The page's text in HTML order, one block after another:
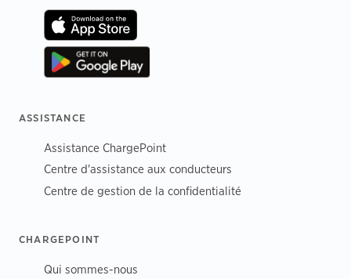
ASSISTANCE
Assistance ChargePoint
Centre d'assistance aux conducteurs
Centre de gestion de la confidentialité
CHARGEPOINT
Qui sommes-nous